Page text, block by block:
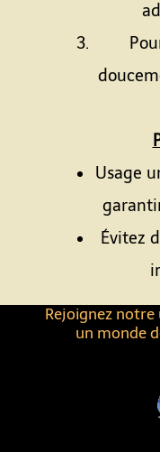
Rejoignez notre
un monde
Usage
Évitez